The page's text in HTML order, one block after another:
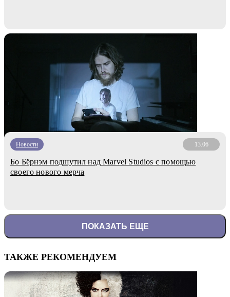
Новости 13.06
Бо Бёрнэм подшутил над Marvel Studios с помощью
своего нового мерча
ПОКАЗАТЬ ЕЩЕ
ТАКЖЕ РЕКОМЕНДУЕМ